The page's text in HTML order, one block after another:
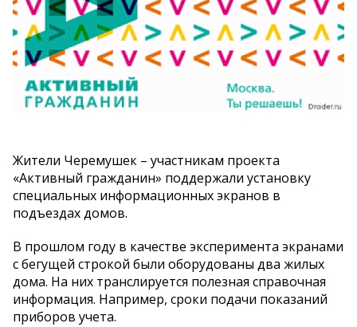
Жители Черемушек – участникам проекта
«Активный гражданин» поддержали установку
специальных информационных экранов в
подъездах домов.
В прошлом году в качестве эксперимента экранами
с бегущей строкой были оборудованы два жилых
дома. На них транслируется полезная справочная
информация. Например, сроки подачи показаний
приборов учета.